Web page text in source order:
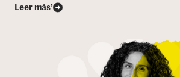
Leer más’